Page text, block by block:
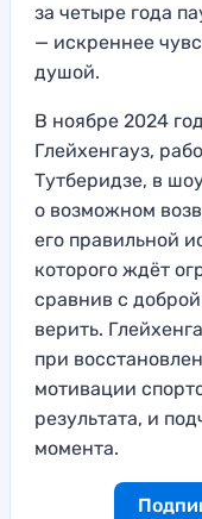
за четыре года
— искреннее
душой.
В ноябре 2024
Глейхенгауз,
Тутберидзе, в
о возможном
его правильной
которого ждёт
сравнив с
верить.
при
мотивации
результата, и
момента.